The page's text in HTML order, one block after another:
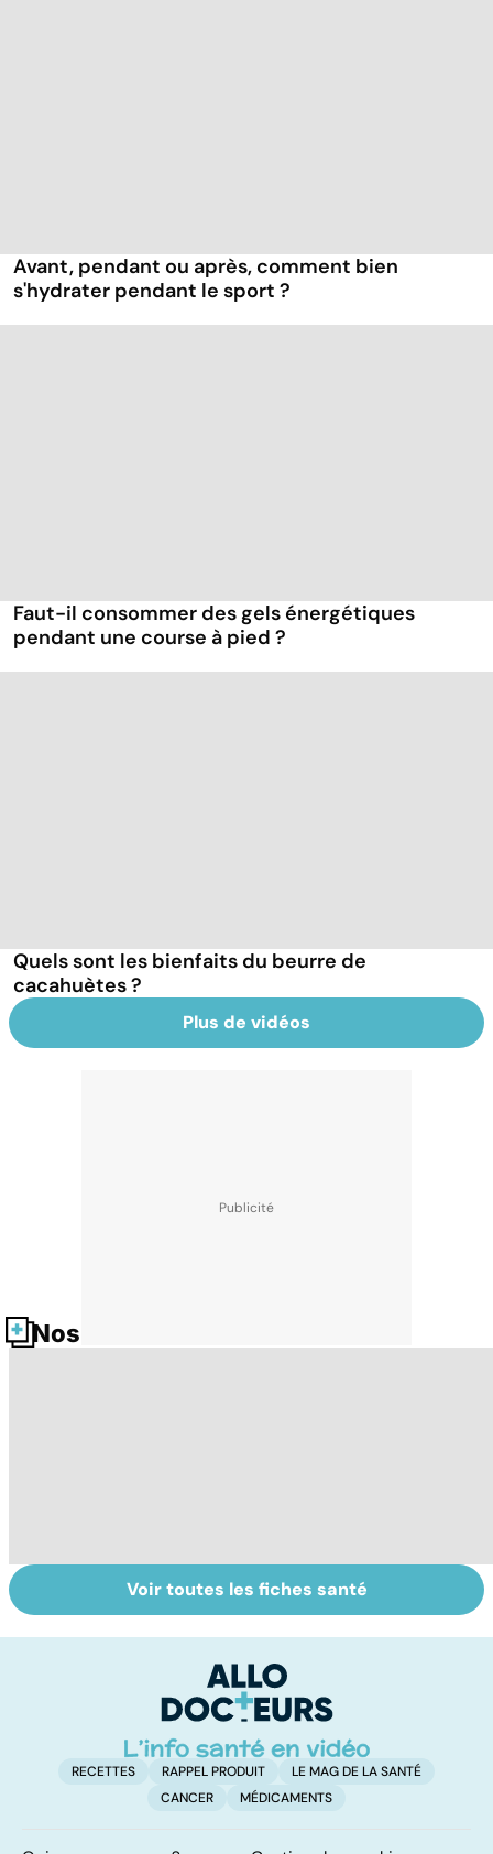
Avant, pendant ou après, comment bien
s'hydrater pendant le sport ?
Faut-il consommer des gels énergétiques
pendant une course à pied ?
Quels sont les bienfaits du beurre de
cacahuètes ?
Plus de vidéos
Nos fiches santé
Comment tenir
ses bonnes
Muscler ses
abdos pour
ventre plat
Voir toutes les fiches santé
RECETTES RAPPEL PRODUIT
LE MAG DE LA SANTÉ
CANCER
MÉDICAMENTS